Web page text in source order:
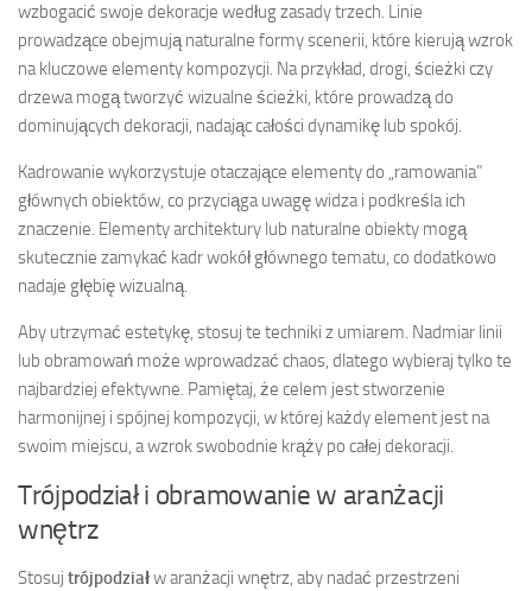
wzbogacić swoje dekoracje według zasady trzech. Linie
prowadzące obejmują naturalne formy scenerii, które kierują wzrok
na kluczowe elementy kompozycji. Na przykład, drogi, ścieżki czy
drzewa mogą tworzyć wizualne ścieżki, które prowadzą do
dominujących dekoracji, nadając całości dynamikę lub spokój.
Kadrowanie wykorzystuje otaczające elementy do „ramowania”
głównych obiektów, co przyciąga uwagę widza i podkreśla ich
znaczenie. Elementy architektury lub naturalne obiekty mogą
skutecznie zamykać kadr wokół głównego tematu, co dodatkowo
nadaje głębię wizualną.
Aby utrzymać estetykę, stosuj te techniki z umiarem. Nadmiar linii
lub obramowań może wprowadzać chaos, dlatego wybieraj tylko te
najbardziej efektywne. Pamiętaj, że celem jest stworzenie
harmonijnej i spójnej kompozycji, w której każdy element jest na
swoim miejscu, a wzrok swobodnie krąży po całej dekoracji.
Trójpodział i obramowanie w aranżacji
wnętrz
Stosuj trójpodziałw aranżacji wnętrz, aby nadać przestrzeni